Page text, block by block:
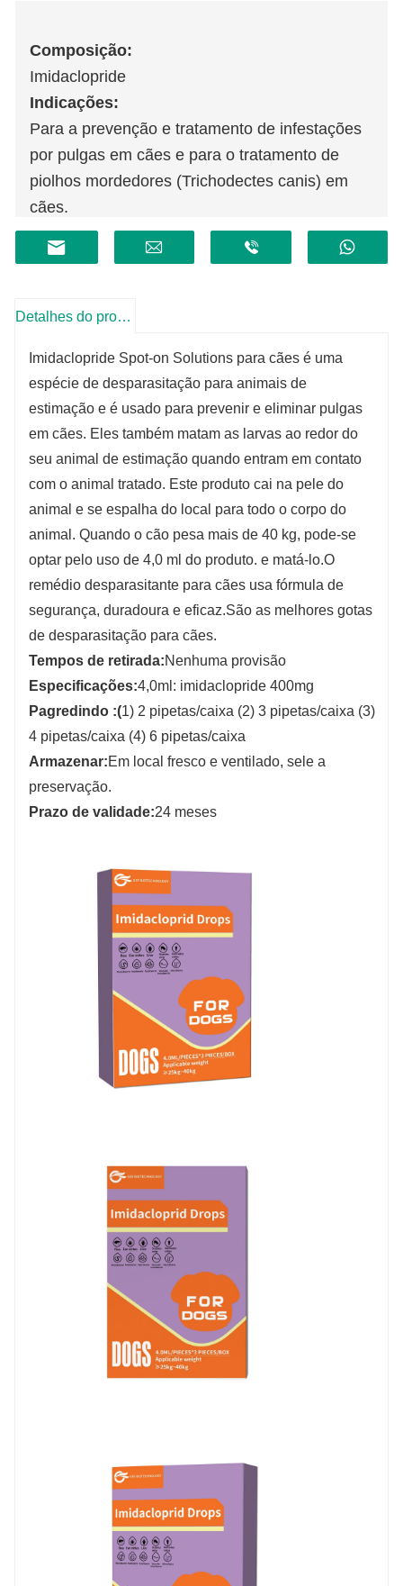
Composição:
Imidaclopride
Indicações:
Para a prevenção e tratamento de infestações
por pulgas em cães e para o tratamento de
piolhos mordedores (Trichodectes canis) em
cães.
Especificações:Para cães: 4,0ml:
imidaclopride 400mg
Detalhes do produto
Imidaclopride Spot-on Solutions para cães é uma
espécie de desparasitação para animais de
estimação e é usado para prevenir e eliminar pulgas
em cães. Eles também matam as larvas ao redor do
seu animal de estimação quando entram em contato
com o animal tratado. Este produto cai na pele do
animal e se espalha do local para todo o corpo do
animal. Quando o cão pesa mais de 40 kg, pode-se
optar pelo uso de 4,0 ml do produto. e matá-lo.O
remédio desparasitante para cães usa fórmula de
segurança, duradoura e eficaz.São as melhores gotas
de desparasitação para cães.
Tempos de retirada:Nenhuma provisão
Especificações:4,0ml: imidaclopride 400mg
Pagredindo :(1) 2 pipetas/caixa (2) 3 pipetas/caixa (3)
4 pipetas/caixa (4) 6 pipetas/caixa
Armazenar:Em local fresco e ventilado, sele a
preservação.
Prazo de validade:24 meses